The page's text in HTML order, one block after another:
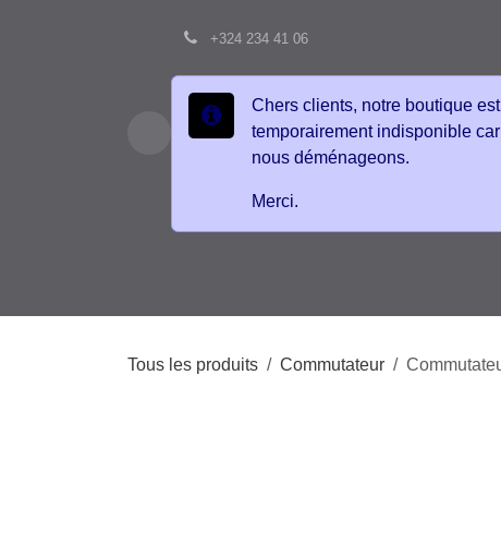
+324 234 41 06
Chers clients, notre boutique
est temporairement
indisponible car nous
Merci.
Accueil Boutique Contactez-nous